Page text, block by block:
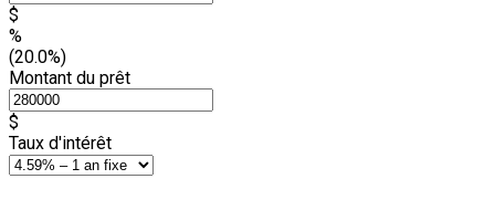
$
%
(20.0%)
Montant du prêt
$
Taux d'intérêt